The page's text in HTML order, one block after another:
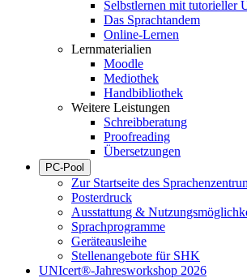
Selbstlernen mit tutorieller
Das Sprachtandem
Online-Lernen
Lernmaterialien
Moodle
Mediothek
Handbibliothek
Weitere Leistungen
Schreibberatung
Proofreading
Übersetzungen
PC-Pool
Zur Startseite des
Posterdruck
Ausstattung &
Sprachprogramme
Geräteausleihe
Stellenangebote für SHK
UNIcert®-Jahresworkshop 2026